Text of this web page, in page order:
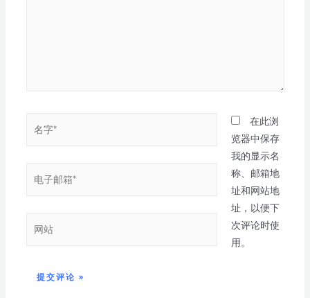
在此浏
览器中保存
我的显示名
称、邮箱地
址和网站地
址，以便下
次评论时使
用。